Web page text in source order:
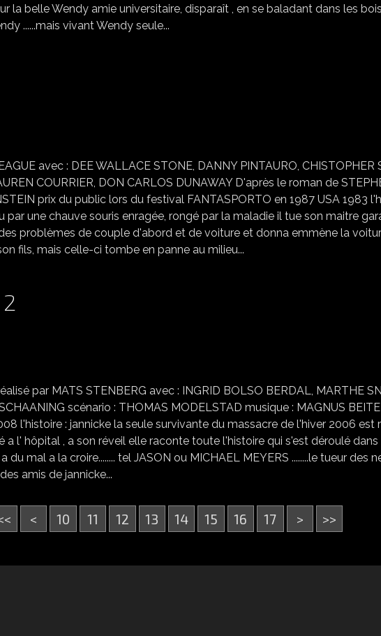
la belle Wendy amie universitaire, disparaît , en se baladant dans les
......mais vivant Wendy seule...
avec : DEE WALLACE STONE, DANNY PINTAURO, CHISTOPHER
COURRIER, DON CARLOS DUNAWAY D'après le roman de
prix du public lors du festival FANTASPORTO en 1987 USA 1983
une chauve souris enragée, rongé par la maladie il tue son maitre
problèmes de couple d'abord et de voiture et donna emmène la
fils, mais celle-ci tombe en panne au milieu...
par MATS STENBERG avec : INGRID BOLSO BERDAL, MARTHE
scénario : THOMAS MODELSTAD musique : MAGNUS
l'histoire : jannicke la seule survivante du massacre de l'hiver 2006 est
a l' hôpital , a son réveil elle raconte toute l'histoire qui s'est déroulé
mal a la croire........ tel JASON ou MICHAEL MEYERS ........le tueur des
amis de jannicke...
< 10 11 12 13 14 15 16 17 > >>